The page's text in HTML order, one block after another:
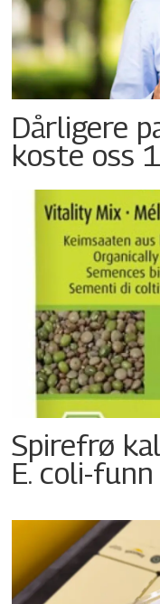
Dårligere
koste oss
Spirefrø
E. coli-funn